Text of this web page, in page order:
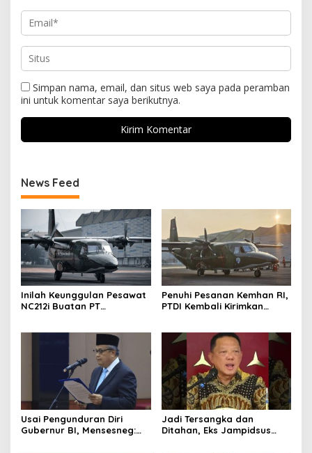
Simpan nama, email, dan situs web saya pada peramban
ini untuk komentar saya berikutnya.
News Feed
Inilah Keunggulan Pesawat
NC212i Buatan PT
Penuhi Pesanan Kemhan RI,
PTDI Kembali Kirimkan
Usai Pengunduran Diri
Gubernur BI, Mensesneg:
Jadi Tersangka dan
Ditahan, Eks Jampidsus